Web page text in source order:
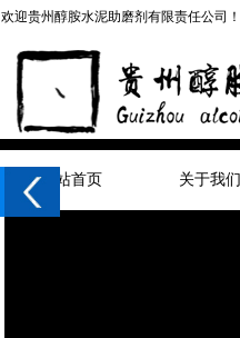
欢迎贵州醇胺水泥助磨剂有限责任公司！
网站首页 关于我们